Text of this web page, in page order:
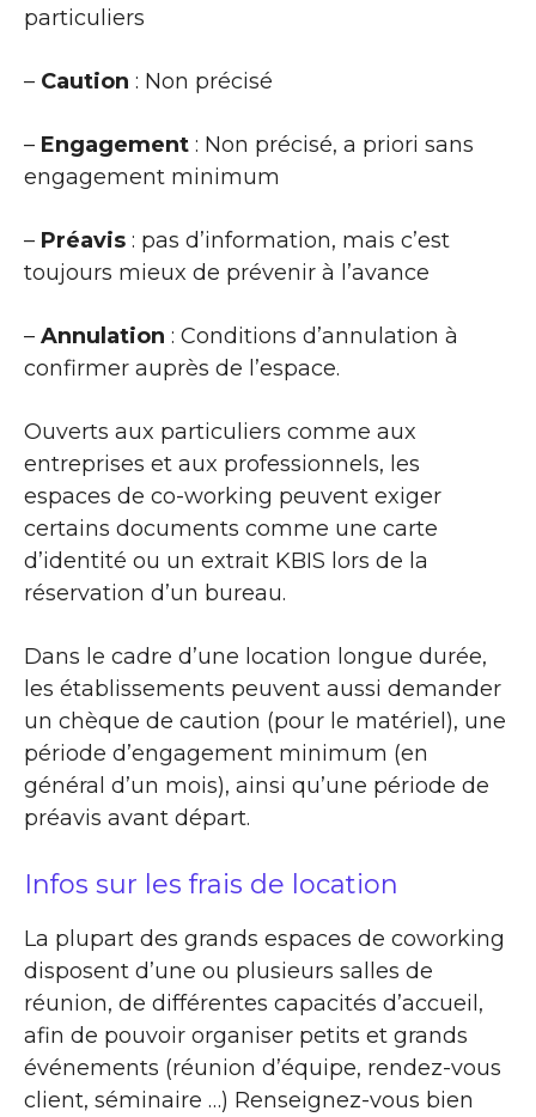
particuliers
– Caution : Non précisé
– Engagement : Non précisé, a priori sans
engagement minimum
– Préavis : pas d’information, mais c’est
toujours mieux de prévenir à l’avance
– Annulation : Conditions d’annulation à
confirmer auprès de l’espace.
Ouverts aux particuliers comme aux
entreprises et aux professionnels, les
espaces de co-working peuvent exiger
certains documents comme une carte
d’identité ou un extrait KBIS lors de la
réservation d’un bureau.
Dans le cadre d’une location longue durée,
les établissements peuvent aussi demander
un chèque de caution (pour le matériel), une
période d’engagement minimum (en
général d’un mois), ainsi qu’une période de
préavis avant départ.
Infos sur les frais de location
La plupart des grands espaces de coworking
disposent d’une ou plusieurs salles de
réunion, de différentes capacités d’accueil,
afin de pouvoir organiser petits et grands
événements (réunion d’équipe, rendez-vous
client, séminaire …) Renseignez-vous bien